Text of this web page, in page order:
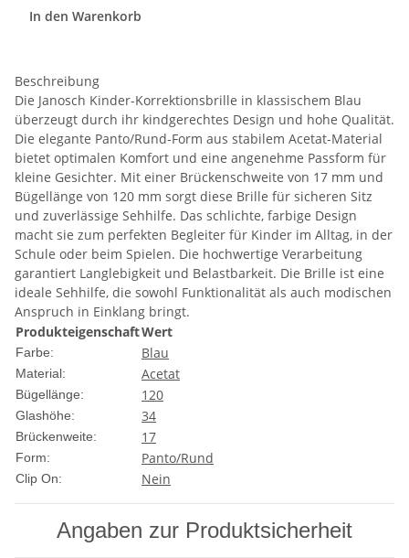
In den Warenkorb
Beschreibung
Die Janosch Kinder-Korrektionsbrille in klassischem Blau
überzeugt durch ihr kindgerechtes Design und hohe Qualität.
Die elegante Panto/Rund-Form aus stabilem Acetat-Material
bietet optimalen Komfort und eine angenehme Passform für
kleine Gesichter. Mit einer Brückenschweite von 17 mm und
Bügellänge von 120 mm sorgt diese Brille für sicheren Sitz
und zuverlässige Sehhilfe. Das schlichte, farbige Design
macht sie zum perfekten Begleiter für Kinder im Alltag, in der
Schule oder beim Spielen. Die hochwertige Verarbeitung
garantiert Langlebigkeit und Belastbarkeit. Die Brille ist eine
ideale Sehhilfe, die sowohl Funktionalität als auch modischen
Anspruch in Einklang bringt.
ProdukteigenschaftWert
Farbe: Blau
Material: Acetat
Bügellänge: 120
Glashöhe: 34
Brückenweite: 17
Form: Panto/Rund
Clip On: Nein
Angaben zur Produktsicherheit